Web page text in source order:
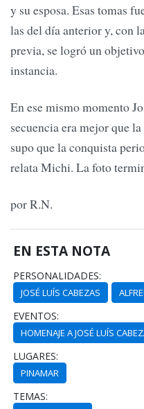
y su esposa. Esas tomas
las del día anterior y, con
previa, se logró un
instancia.
En ese mismo momento
secuencia era mejor que
supo que la conquista
relata Michi. La foto
por R.N.
EN ESTA NOTA
PERSONALIDADES:
JOSÉ LUÍS CABEZAS
EVENTOS:
HOMENAJE A JOSÉ LUÍS
LUGARES:
PINAMAR
TEMAS: